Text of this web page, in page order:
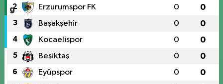
2 Erzurumspor FK 0 0
3 Başakşehir 0 0
4 Kocaelispor 0 0
5 Beşiktaş 0 0
6 Eyüpspor 0 0